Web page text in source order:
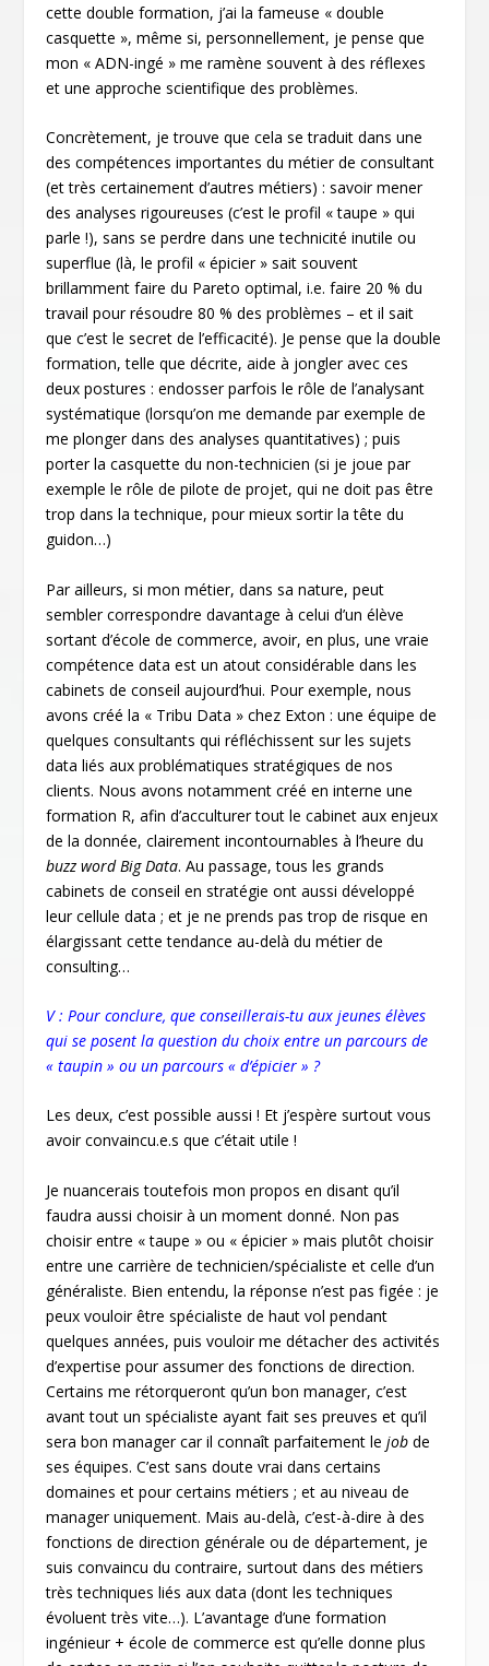
cette double formation, j’ai la fameuse « double
casquette », même si, personnellement, je pense que
mon « ADN-ingé » me ramène souvent à des réflexes
et une approche scientifique des problèmes.
Concrètement, je trouve que cela se traduit dans une
des compétences importantes du métier de consultant
(et très certainement d’autres métiers) : savoir mener
des analyses rigoureuses (c’est le profil « taupe » qui
parle !), sans se perdre dans une technicité inutile ou
superflue (là, le profil « épicier » sait souvent
brillamment faire du Pareto optimal, i.e. faire 20 % du
travail pour résoudre 80 % des problèmes – et il sait
que c’est le secret de l’efficacité). Je pense que la double
formation, telle que décrite, aide à jongler avec ces
deux postures : endosser parfois le rôle de l’analysant
systématique (lorsqu’on me demande par exemple de
me plonger dans des analyses quantitatives) ; puis
porter la casquette du non-technicien (si je joue par
exemple le rôle de pilote de projet, qui ne doit pas être
trop dans la technique, pour mieux sortir la tête du
guidon…)
Par ailleurs, si mon métier, dans sa nature, peut
sembler correspondre davantage à celui d’un élève
sortant d’école de commerce, avoir, en plus, une vraie
compétence data est un atout considérable dans les
cabinets de conseil aujourd’hui. Pour exemple, nous
avons créé la « Tribu Data » chez Exton : une équipe de
quelques consultants qui réfléchissent sur les sujets
data liés aux problématiques stratégiques de nos
clients. Nous avons notamment créé en interne une
formation R, afin d’acculturer tout le cabinet aux enjeux
de la donnée, clairement incontournables à l’heure du
buzz word Big Data. Au passage, tous les grands
cabinets de conseil en stratégie ont aussi développé
leur cellule data ; et je ne prends pas trop de risque en
élargissant cette tendance au-delà du métier de
consulting…
V : Pour conclure, que conseillerais-tu aux jeunes élèves
qui se posent la question du choix entre un parcours de
« taupin » ou un parcours « d’épicier » ?
Les deux, c’est possible aussi ! Et j’espère surtout vous
avoir convaincu.e.s que c’était utile !
Je nuancerais toutefois mon propos en disant qu’il
faudra aussi choisir à un moment donné. Non pas
choisir entre « taupe » ou « épicier » mais plutôt choisir
entre une carrière de technicien/spécialiste et celle d’un
généraliste. Bien entendu, la réponse n’est pas figée : je
peux vouloir être spécialiste de haut vol pendant
quelques années, puis vouloir me détacher des activités
d’expertise pour assumer des fonctions de direction.
Certains me rétorqueront qu’un bon manager, c’est
avant tout un spécialiste ayant fait ses preuves et qu’il
sera bon manager car il connaît parfaitement lejob de
ses équipes. C’est sans doute vrai dans certains
domaines et pour certains métiers ; et au niveau de
manager uniquement. Mais au-delà, c’est-à-dire à des
fonctions de direction générale ou de département, je
suis convaincu du contraire, surtout dans des métiers
très techniques liés aux data (dont les techniques
évoluent très vite…). L’avantage d’une formation
ingénieur + école de commerce est qu’elle donne plus